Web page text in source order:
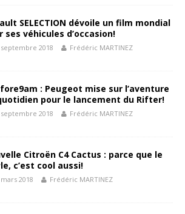
SELECTION dévoile un film mondial
ses véhicules d’occasion!
septembre 2018 Frédéric MARTINEZ
: Peugeot mise sur l’aventure
pour le lancement du Rifter!
septembre 2018 Frédéric MARTINEZ
Citroën C4 Cactus : parce que le
c’est cool aussi!
2018 Frédéric MARTINEZ